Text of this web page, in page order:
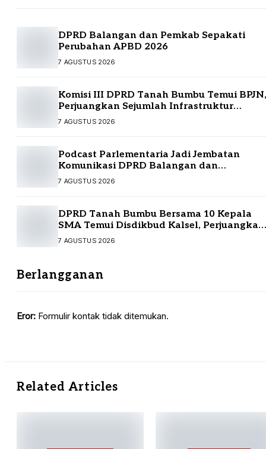
DPRD Balangan dan Pemkab Sepakati
Perubahan APBD 2026
7 AGUSTUS 2026
Komisi III DPRD Tanah Bumbu Temui BPJN,
Perjuangkan Sejumlah Infrastruktur
Strategis
7 AGUSTUS 2026
Podcast Parlementaria Jadi Jembatan
Komunikasi DPRD Balangan dan
Masyarakat
7 AGUSTUS 2026
DPRD Tanah Bumbu Bersama 10 Kepala
SMA Temui Disdikbud Kalsel, Perjuangkan
Kebutuhan Guru dan Sarpras Sekolah
7 AGUSTUS 2026
Berlangganan
Eror: Formulir kontak tidak ditemukan.
Related Articles